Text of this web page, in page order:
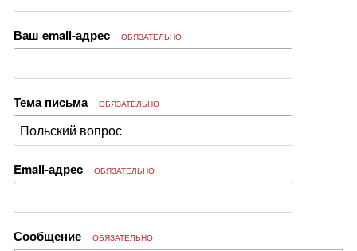
Ваш email-адрес ОБЯЗАТЕЛЬНО
Тема письма ОБЯЗАТЕЛЬНО
Email-адрес ОБЯЗАТЕЛЬНО
Сообщение ОБЯЗАТЕЛЬНО